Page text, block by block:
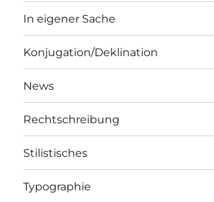
In eigener Sache
Konjugation/Deklination
News
Rechtschreibung
Stilistisches
Typographie